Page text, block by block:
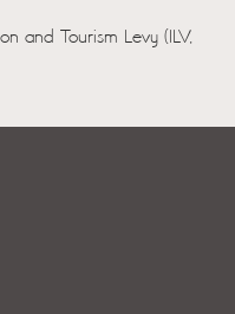
and Tourism Levy (ILV,